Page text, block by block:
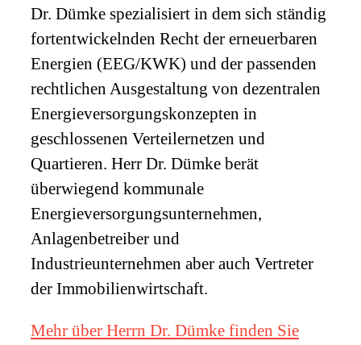
Dr. Dümke spezialisiert in dem sich ständig
fortentwickelnden Recht der erneuerbaren
Energien (EEG/KWK) und der passenden
rechtlichen Ausgestaltung von dezentralen
Energieversorgungskonzepten in
geschlossenen Verteilernetzen und
Quartieren. Herr Dr. Dümke berät
überwiegend kommunale
Energieversorgungsunternehmen,
Anlagenbetreiber und
Industrieunternehmen aber auch Vertreter
der Immobilienwirtschaft.
Mehr über Herrn Dr. Dümke finden Sie